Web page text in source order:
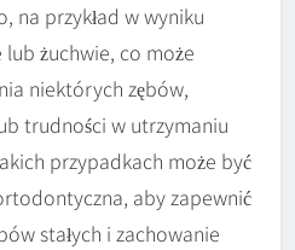
na przykład w wyniku
lub żuchwie, co może
niektórych zębów,
trudności w utrzymaniu
przypadkach może być
aby zapewnić
stałych i zachowanie